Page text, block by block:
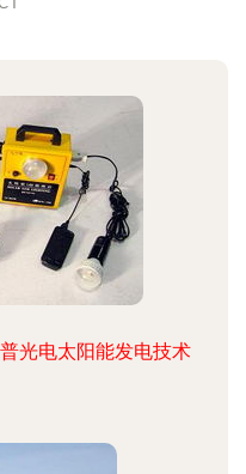
光电太阳能发电技术